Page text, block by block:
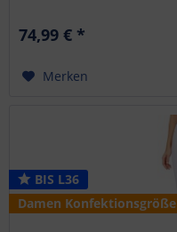
74,99 € *
Merken
BIS L36
Damen Konfektionsgröße